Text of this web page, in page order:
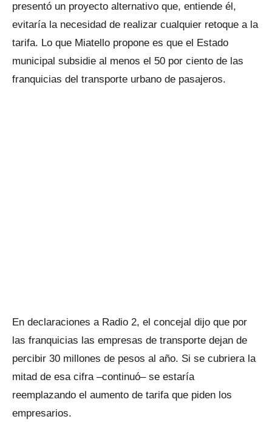
presentó un proyecto alternativo que, entiende él,
evitaría la necesidad de realizar cualquier retoque a la
tarifa. Lo que Miatello propone es que el Estado
municipal subsidie al menos el 50 por ciento de las
franquicias del transporte urbano de pasajeros.
En declaraciones a Radio 2, el concejal dijo que por
las franquicias las empresas de transporte dejan de
percibir 30 millones de pesos al año. Si se cubriera la
mitad de esa cifra –continuó– se estaría
reemplazando el aumento de tarifa que piden los
empresarios.